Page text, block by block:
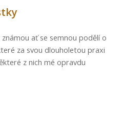
ať se semnou podělí o
za svou dlouholetou praxi
z nich mé opravdu